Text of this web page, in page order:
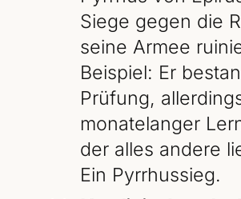
Siege gegen die
seine Armee
Beispiel: Er
Prüfung,
monatelanger
der alles andere
Ein Pyrrhussieg.